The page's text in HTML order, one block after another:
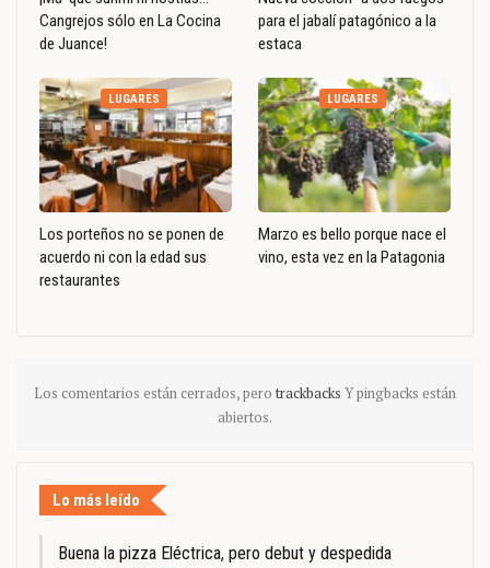
Cangrejos sólo en La Cocina
de Juance!
para el jabalí patagónico a la
estaca
LUGARES
Los porteños no se ponen de
acuerdo ni con la edad sus
restaurantes
LUGARES
Marzo es bello porque nace el
vino, esta vez en la Patagonia
Los comentarios están cerrados, pero trackbacks Y pingbacks están
abiertos.
Lo más leído
Buena la pizza Eléctrica, pero debut y despedida